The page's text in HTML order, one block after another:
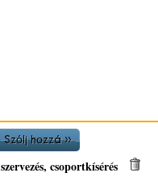
szervezés, csoportkísérés